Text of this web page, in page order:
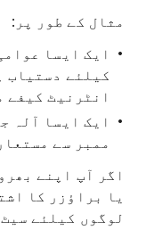
مثال کے طور پر:
ایک ایسا
کیلئے دستیاب
انٹرنیٹ کیفے
ایک ایسا آلہ
ممبر سے
اگر آپ اپنے
یا براؤزر کا
لوگوں کیلئے